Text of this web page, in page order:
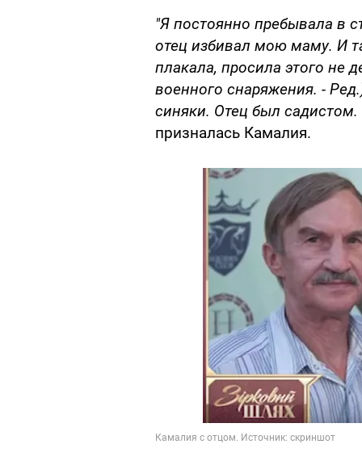
"Я постоянно пребывала в
отец избивал мою маму. И
плакала, просила этого не
военного снаряжения. -
синяки. Отец был
призналась Камалия.